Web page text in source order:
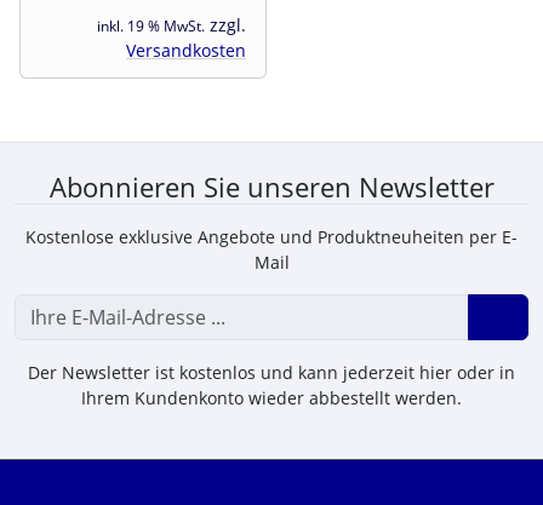
inkl. 19 % MwSt. zzgl.
Versandkosten
Abonnieren Sie unseren Newsletter
Kostenlose exklusive Angebote und Produktneuheiten per E-
Mail
Der Newsletter ist kostenlos und kann jederzeit hier oder in
Ihrem Kundenkonto wieder abbestellt werden.